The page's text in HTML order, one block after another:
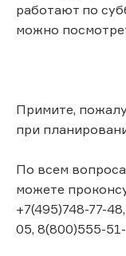
работают по
можно
Примите,
при
По всем
можете
+7(495)748-77-
05, 8(800)555-